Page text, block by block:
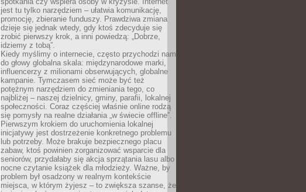
jest tu tylko narzędziem – ułatwia komunikację,
promocję, zbieranie funduszy. Prawdziwa zmiana
dzieje się jednak wtedy, gdy ktoś zdecyduje się
zrobić pierwszy krok, a inni powiedzą: „Dobrze,
idziemy z tobą”.
Kiedy myślimy o internecie, często przychodzi nam
do głowy globalna skala: międzynarodowe marki,
influencerzy z milionami obserwujących, globalne
kampanie. Tymczasem sieć może być też
potężnym narzędziem do zmieniania tego, co
najbliżej – naszej dzielnicy, gminy, parafii, lokalnej
społeczności. Coraz częściej właśnie online rodzą
się pomysły na realne działania „w świecie offline”.
Pierwszym krokiem do uruchomienia lokalnej
inicjatywy jest dostrzeżenie konkretnego problemu
lub potrzeby. Może brakuje bezpiecznego placu
zabaw, ktoś powinien zorganizować wsparcie dla
seniorów, przydałaby się akcja sprzątania lasu albo
nocne czytanie książek dla młodzieży. Ważne, by
problem był osadzony w realnym kontekście
miejsca, w którym żyjesz – to zwiększa szanse, że